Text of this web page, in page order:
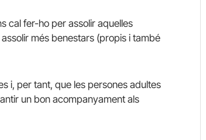
cal fer-ho per assolir aquelles
més benestars (propis i també
i, per tant, que les persones adultes
un bon acompanyament als